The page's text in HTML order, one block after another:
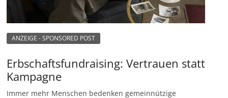
ANZEIGE - SPONSORED POST
Erbschaftsfundraising: Vertrauen statt
Kampagne
Immer mehr Menschen bedenken gemeinnützige